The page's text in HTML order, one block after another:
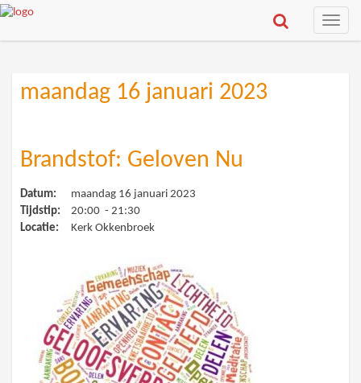
Toggle
maandag 16 januari 2023
Brandstof: Geloven Nu
Datum:
maandag 16 januari 2023
Tijdstip:
20:00 - 21:30
Locatie:
Kerk Okkenbroek